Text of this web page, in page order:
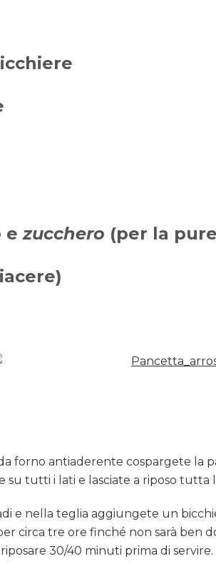
ezucchero (per la
forno antiaderente cospargete la
su tutti i lati e lasciate a riposo
e nella teglia aggiungete un
circa tre ore finché non sarà ben
30/40 minuti prima di servire.